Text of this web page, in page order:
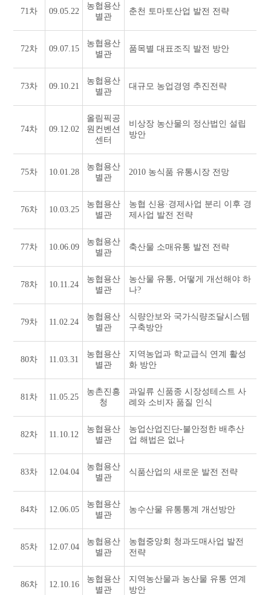
71차 09.05.22
농협용산
별관
춘천 토마토산업 발전 전략
72차 09.07.15
농협용산
별관
품목별 대표조직 발전 방안
73차 09.10.21
농협용산
별관
대규모 농업경영 추진전략
74차 09.12.02
올림픽공
원컨벤션
센터
비상장 농산물의 정산법인 설립
방안
75차 10.01.28
농협용산
별관
2010 농식품 유통시장 전망
76차 10.03.25
농협용산
별관
농협 신용·경제사업 분리 이후 경
제사업 발전 전략
77차 10.06.09
농협용산
별관
축산물 소매유통 발전 전략
78차 10.11.24
농협용산
별관
농산물 유통, 어떻게 개선해야 하
나?
79차 11.02.24
농협용산
별관
식량안보와 국가식량조달시스템
구축방안
80차 11.03.31
농협용산
별관
지역농업과 학교급식 연계 활성
화 방안
81차 11.05.25
농촌진흥
청
과일류 신품종 시장성테스트 사
례와 소비자 품질 인식
82차 11.10.12
농협용산
별관
농업산업진단-불안정한 배추산
업 해법은 없나
83차 12.04.04
농협용산
별관
식품산업의 새로운 발전 전략
84차 12.06.05
농협용산
별관
농수산물 유통통계 개선방안
85차 12.07.04
농협용산
별관
농협중앙회 청과도매사업 발전
전략
86차 12.10.16
농협용산
별관
지역농산물과 농산물 유통 연계
방안